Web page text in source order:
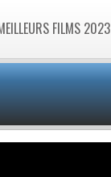
FILMS 2023